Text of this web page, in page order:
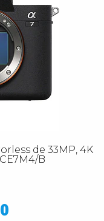
de 33MP, 4K
B